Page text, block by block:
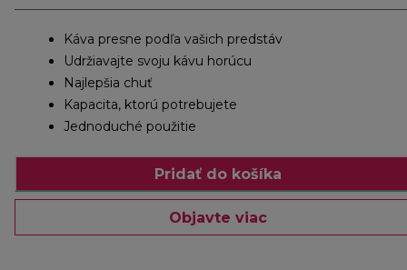
Káva presne podľa vašich predstáv
Udržiavajte svoju kávu horúcu
Najlepšia chuť
Kapacita, ktorú potrebujete
Jednoduché použitie
Pridať do košíka
Objavte viac